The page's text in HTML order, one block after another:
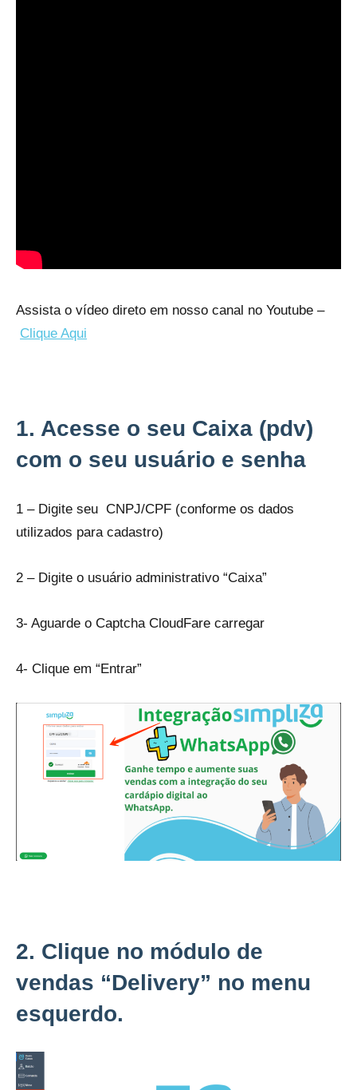
Assista o vídeo direto em nosso canal no Youtube –
Clique Aqui
1. Acesse o seu Caixa (pdv)
com o seu usuário e senha
1 – Digite seu CNPJ/CPF (conforme os dados
utilizados para cadastro)
2 – Digite o usuário administrativo “Caixa”
3- Aguarde o Captcha CloudFare carregar
4- Clique em “Entrar”
2. Clique no módulo de
vendas “Delivery” no menu
esquerdo.